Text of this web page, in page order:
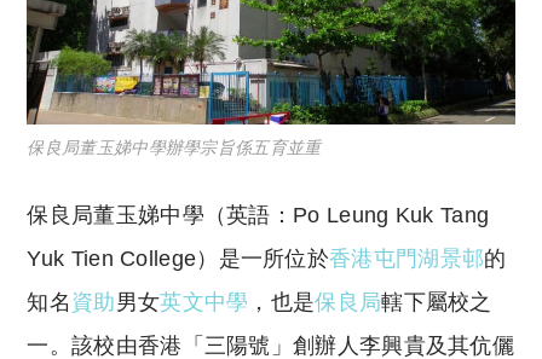
保良局董玉娣中學辦學宗旨係五育並重
保良局董玉娣中學 （英語：Po Leung Kuk Tang
Yuk Tien College）是一所位於香港屯門湖景邨的
知名 資助男女英文中學 ，也是保良局轄下屬校之
一。該校由香港「三陽號」創辦人李興貴及其伉儷